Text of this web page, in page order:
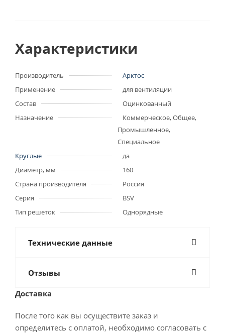
Характеристики
Производитель
Арктос
Применение
для вентиляции
Состав
Оцинкованный
Назначение
Коммерческое, Общее,
Промышленное,
Специальное
Круглые
да
Диаметр, мм
160
Страна производителя
Россия
Серия
BSV
Тип решеток
Однорядные
Технические данные
Отзывы
Доставка
После того как вы осуществите заказ и
определитесь с оплатой, необходимо согласовать с